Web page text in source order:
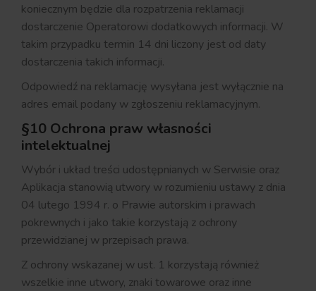
koniecznym będzie dla rozpatrzenia reklamacji
dostarczenie Operatorowi dodatkowych informacji. W
takim przypadku termin 14 dni liczony jest od daty
dostarczenia takich informacji.
Odpowiedź na reklamację wysyłana jest wyłącznie na
adres email podany w zgłoszeniu reklamacyjnym.
§10 Ochrona praw własności
intelektualnej
Wybór i układ treści udostępnianych w Serwisie oraz
Aplikacja stanowią utwory w rozumieniu ustawy z dnia
04 lutego 1994 r. o Prawie autorskim i prawach
pokrewnych i jako takie korzystają z ochrony
przewidzianej w przepisach prawa.
Z ochrony wskazanej w ust. 1 korzystają również
wszelkie inne utwory, znaki towarowe oraz inne